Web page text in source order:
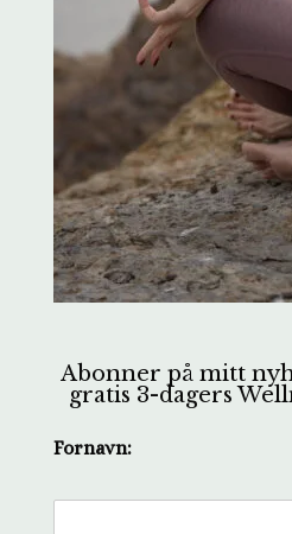
Abonner på mitt
gratis 3-dagers
Fornavn: